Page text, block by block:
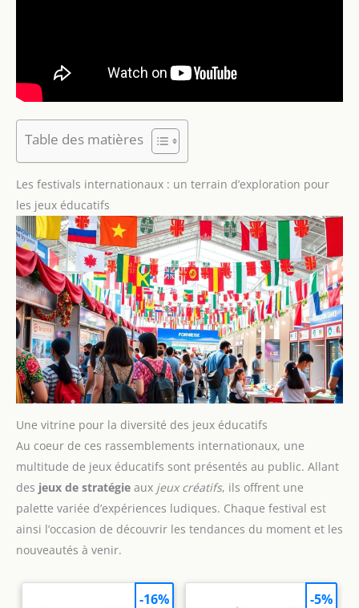
Table des matières
Les festivals internationaux : un terrain d’exploration pour
les jeux éducatifs
Une vitrine pour la diversité des jeux éducatifs
Au coeur de ces rassemblements internationaux, une
multitude de jeux éducatifs sont présentés au public. Allant
des jeux de stratégie aux jeux créatifs, ils offrent une
palette variée d’expériences ludiques. Chaque festival est
ainsi l’occasion de découvrir les tendances du moment et les
nouveautés à venir.
-16% -5%